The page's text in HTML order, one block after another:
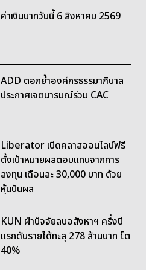
ค่าเงินบาทวันนี้ 6 สิงหาคม 2569
ADD ตอกย้ำองค์กรธรรมาภิบาล
ประกาศเจตนารมณ์ร่วม CAC
Liberator เปิดคลาสออนไลน์ฟรี
ตั้งเป้าหมายผลตอบแทนจากการ
ลงทุน เดือนละ 30,000 บาท ด้วย
หุ้นปันผล
KUN ฝ่าปัจจัยลบอสังหาฯ ครึ่งปี
แรกดันรายได้ทะลุ 278 ล้านบาท โต
40%